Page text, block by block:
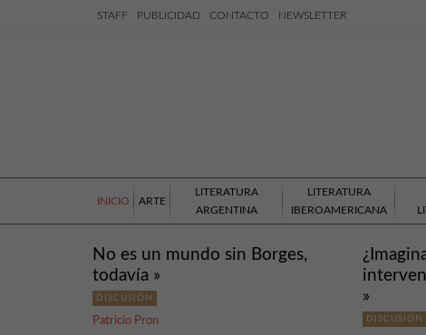
STAFF PUBLICIDAD CONTACTO NEWSLETTER
INICIO ARTE
LITERATURA
ARGENTINA
LITERATURA
IBEROAMERICANA
No es un mundo sin Borges,
todavía »
DISCUSIÓN
Patricio Pron
»
DISCUSIÓN